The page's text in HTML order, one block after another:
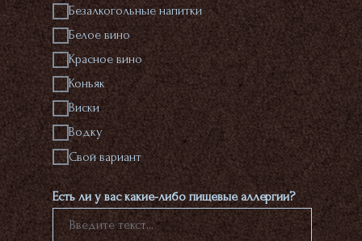
Безалкогольные напитки
Белое вино
Красное вино
Коньяк
Виски
Водку
Свой вариант
Есть ли у вас какие-либо пищевые аллергии?